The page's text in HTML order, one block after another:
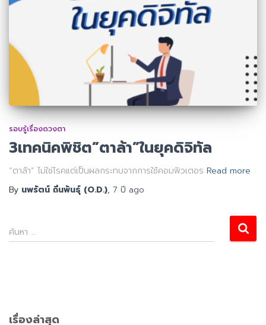
รอบรู้เรื่องดวงตา
3เทคนิคพิชิต”ตาล้า”ในยุคดิจิทัล
“ตาล้า” ไม่ใช่โรคแต่เป็นผลกระทบจากการใช้คอมพิวเตอร Read more
By นพรัตน์ ถิ่นพันธุ์ (O.D.), 7 ปี ago
ค้นหา …
เรื่องล่าสุด